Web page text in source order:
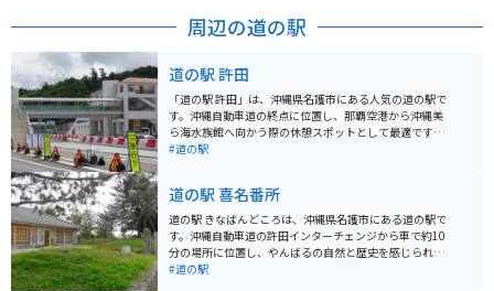
周辺の道の駅
道の駅 許田
「道の駅 許田」は、沖縄県名護市にある人気の道の駅で
す。沖縄自動車道の終点に位置し、那覇空港から沖縄美
ら海水族館へ向かう際の休憩スポットとして最適です。
地元の新鮮な野菜や果物が豊富に揃う農産物直売所は、
沖縄そばやタコライスなどのご当地グルメが味わえる飲
食店もあります。 バイクで訪れる場合、道の駅には広い
駐車場が完備されているので安心です。ツーリングの休
憩場所としてはもちろん、沖縄本島北部を巡る際の拠点
としても便利です。 周辺には、パイナップルパークやナ
#道の駅
道の駅 喜名番所
道の駅 きなばんどころは、沖縄県名護市にある道の駅で
す。沖縄自動車道の許田インターチェンジから車で約10
分の場所に位置し、やんばるの自然と歴史を感じられる
スポットとして人気を集めています。 道の駅 きなばんど
#道の駅